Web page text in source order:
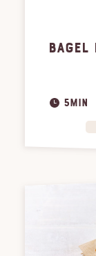
BAGEL
5MIN